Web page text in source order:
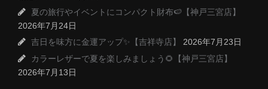
夏の旅行やイベントにコンパクト財布🍉【神戸三宮店】
2026年7月24日
吉日を味方に金運アップ✨【吉祥寺店】
2026年7月23日
カラーレザーで夏を楽しみましょう🌻【神戸三宮店】
2026年7月13日